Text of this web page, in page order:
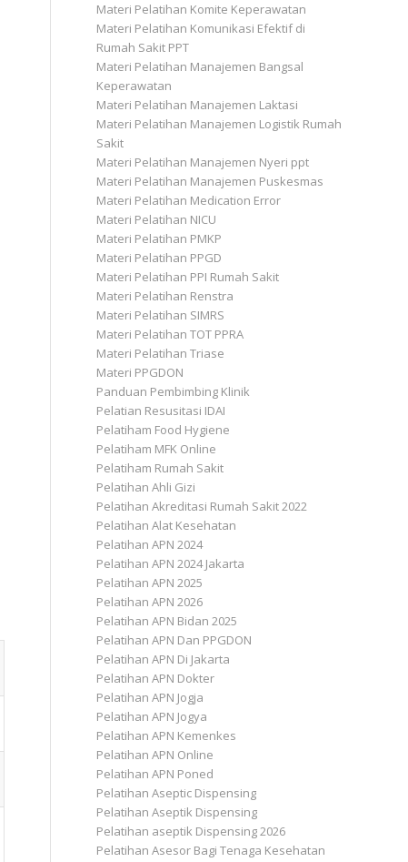
Materi Pelatihan Komite Keperawatan
Materi Pelatihan Komunikasi Efektif di
Rumah Sakit PPT
Materi Pelatihan Manajemen Bangsal
Keperawatan
Materi Pelatihan Manajemen Laktasi
Materi Pelatihan Manajemen Logistik Rumah
Sakit
Materi Pelatihan Manajemen Nyeri ppt
Materi Pelatihan Manajemen Puskesmas
Materi Pelatihan Medication Error
Materi Pelatihan NICU
Materi Pelatihan PMKP
Materi Pelatihan PPGD
Materi Pelatihan PPI Rumah Sakit
Materi Pelatihan Renstra
Materi Pelatihan SIMRS
Materi Pelatihan TOT PPRA
Materi Pelatihan Triase
Materi PPGDON
Panduan Pembimbing Klinik
Pelatian Resusitasi IDAI
Pelatiham Food Hygiene
Pelatiham MFK Online
Pelatiham Rumah Sakit
Pelatihan Ahli Gizi
Pelatihan Akreditasi Rumah Sakit 2022
Pelatihan Alat Kesehatan
Pelatihan APN 2024
Pelatihan APN 2024 Jakarta
Pelatihan APN 2025
Pelatihan APN 2026
Pelatihan APN Bidan 2025
Pelatihan APN Dan PPGDON
Pelatihan APN Di Jakarta
Pelatihan APN Dokter
Pelatihan APN Jogja
Pelatihan APN Jogya
Pelatihan APN Kemenkes
Pelatihan APN Online
Pelatihan APN Poned
Pelatihan Aseptic Dispensing
Pelatihan Aseptik Dispensing
Pelatihan aseptik Dispensing 2026
Pelatihan Asesor Bagi Tenaga Kesehatan